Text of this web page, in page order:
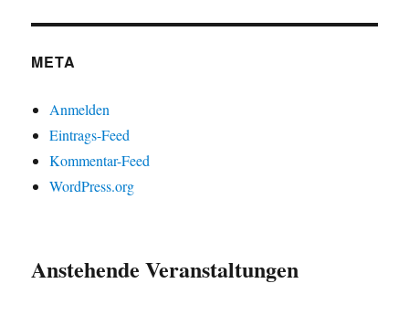
META
Anmelden
Eintrags-Feed
Kommentar-Feed
WordPress.org
Anstehende Veranstaltungen